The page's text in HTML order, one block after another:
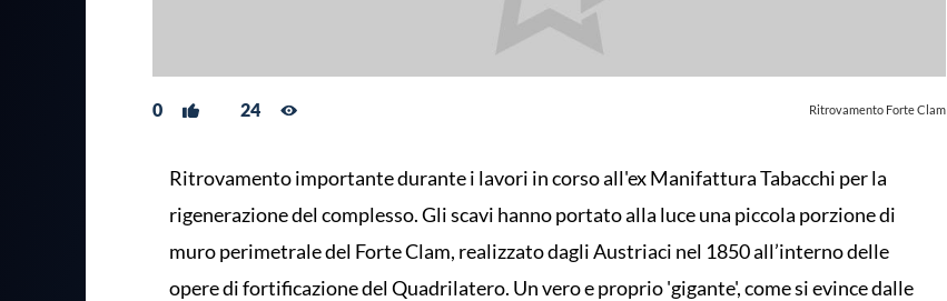
0 24 Ritrovamento Forte Clam
Ritrovamento importante durante i lavori in corso all'ex Manifattura Tabacchi per la
rigenerazione del complesso. Gli scavi hanno portato alla luce una piccola porzione di
muro perimetrale del Forte Clam, realizzato dagli Austriaci nel 1850 all’interno delle
opere di fortificazione del Quadrilatero. Un vero e proprio 'gigante', come si evince dalle